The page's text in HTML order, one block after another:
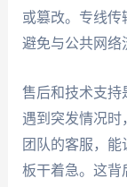
或篡改。专线传
避免与公共网络
售后和技术支持
遇到突发情况时
团队的客服，
板干着急。这背